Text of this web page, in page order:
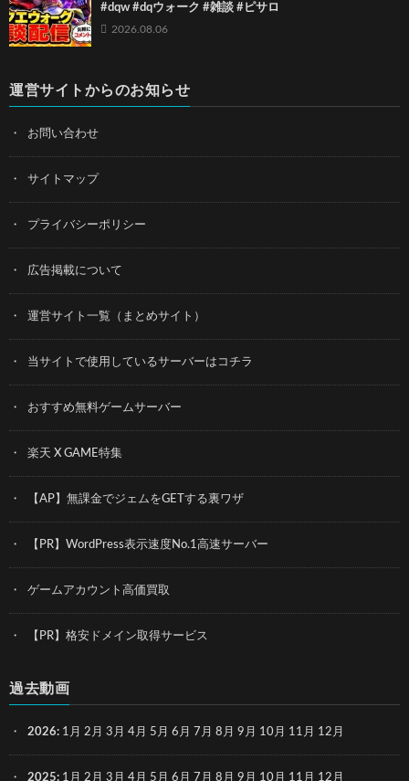
#dqw #dqウォーク #雑談 #ピサロ
2026.08.06
運営サイトからのお知らせ
お問い合わせ
サイトマップ
プライバシーポリシー
広告掲載について
運営サイト一覧（まとめサイト）
当サイトで使用しているサーバーはコチラ
おすすめ無料ゲームサーバー
楽天 X GAME特集
【AP】無課金でジェムをGETする裏ワザ
【PR】WordPress表示速度No.1高速サーバー
ゲームアカウント高価買取
【PR】格安ドメイン取得サービス
過去動画
2026: 1月 2月 3月 4月 5月 6月 7月 8月 9月 10月 11月 12月
2025: 1月 2月 3月 4月 5月 6月 7月 8月 9月 10月 11月 12月